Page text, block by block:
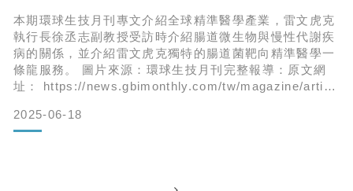
本期環球生技月刊專文介紹全球精準醫學產業，雷文虎克
執行長徐丞志副教授受訪時介紹腸道微生物與慢性代謝疾
病的關係，並介紹雷文虎克獨特的腸道菌靶向精準醫學一
條龍服務。 圖片來源：環球生技月刊完整報導：原文網
址： https://news.gbimonthly.com/tw/magazine/articl
2025-06-18